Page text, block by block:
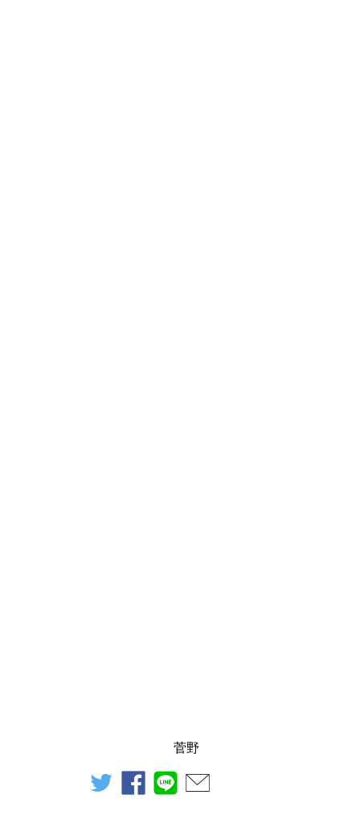
菅野
twitter facebook